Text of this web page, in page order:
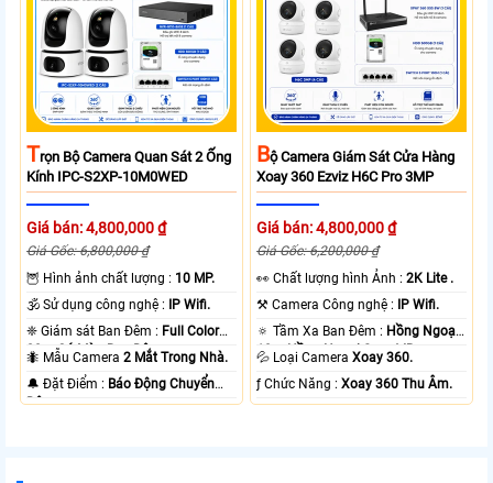
TRọn Bộ Camera Quan Sát 2 Ống
Kính IPC-S2XP-10M0WED
Giá bán: 4,800,000 ₫
Giá Gốc: 6,800,000 ₫
🦉 Hình ảnh chất lượng : 10 MP.
🕉️ Sử dụng công nghệ : IP Wifi.
❈ Giám sát Ban Đêm : Full Color
20m Có Màu Ban Ðêm.
🐜 Mẫu Camera2 Mắt Trong Nhà.
️🔔 Đặt Điểm : Báo Động Chuyển
Động.
BỘ Camera Giám Sát Cửa Hàng
Xoay 360 Ezviz H6C Pro 3MP
Giá bán: 4,800,000 ₫
Giá Gốc: 6,200,000 ₫
️👀 Chất lượng hình Ảnh :2K Lite .
⚒ Camera Công nghệ : IP Wifi.
🔅 Tầm Xa Ban Đêm : Hồng Ngoại
10m Hồng Ngoại Smart IR.
💦 Loại CameraXoay 360.
️ƒ Chức Năng :Xoay 360 Thu Âm.